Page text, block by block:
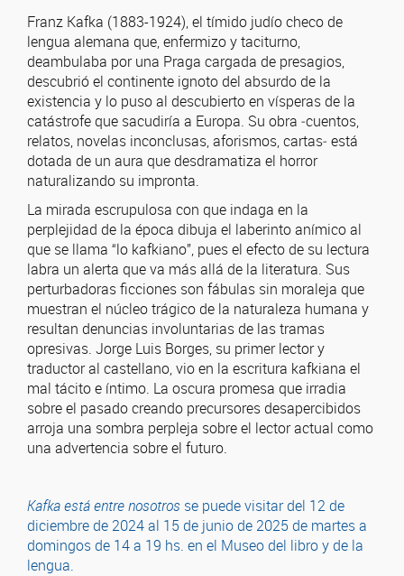
Franz Kafka (1883-1924), el tímido judío checo de
lengua alemana que, enfermizo y taciturno,
deambulaba por una Praga cargada de presagios,
descubrió el continente ignoto del absurdo de la
existencia y lo puso al descubierto en vísperas de la
catástrofe que sacudiría a Europa. Su obra ‒cuentos,
relatos, novelas inconclusas, aforismos, cartas‒ está
dotada de un aura que desdramatiza el horror
naturalizando su impronta.
La mirada escrupulosa con que indaga en la
perplejidad de la época dibuja el laberinto anímico al
que se llama “lo kafkiano”, pues el efecto de su lectura
labra un alerta que va más allá de la literatura. Sus
perturbadoras ficciones son fábulas sin moraleja que
muestran el núcleo trágico de la naturaleza humana y
resultan denuncias involuntarias de las tramas
opresivas. Jorge Luis Borges, su primer lector y
traductor al castellano, vio en la escritura kafkiana el
mal tácito e íntimo. La oscura promesa que irradia
sobre el pasado creando precursores desapercibidos
arroja una sombra perpleja sobre el lector actual como
una advertencia sobre el futuro.
Kafka está entre nosotros se puede visitar del 12 de
diciembre de 2024 al 15 de junio de 2025 de martes a
domingos de 14 a 19 hs. en el Museo del libro y de la
lengua.